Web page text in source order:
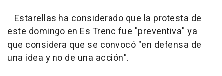
Estarellas ha considerado que la protesta de
este domingo en Es Trenc fue "preventiva" ya
que considera que se convocó "en defensa de
una idea y no de una acción".